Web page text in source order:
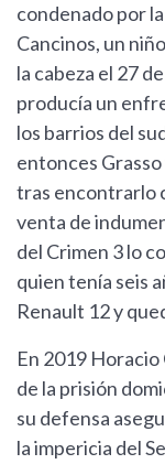
condenado por
Cancinos, un
la cabeza el 27
producía un
los barrios del
entonces Grasso
tras encontrarlo
venta de
del Crimen 3 lo
quien tenía seis
Renault 12 y
En 2019
de la prisión
su defensa
la impericia del